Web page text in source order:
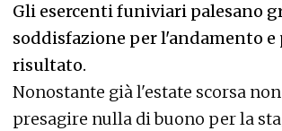
Gli esercenti funiviari palesano
soddisfazione per l'andamento e
risultato.
Nonostante già l'estate scorsa non
presagire nulla di buono per la